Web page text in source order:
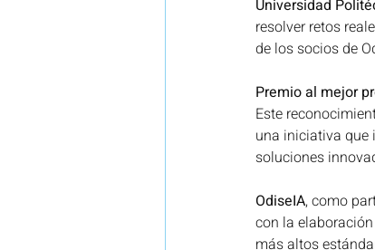
Universidad
resolver retos
de los socios de
Premio al mejor
Este
una iniciativa que
soluciones
OdiseIA, como
con la
más altos